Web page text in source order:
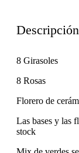
Descripción
8 Girasoles
8 Rosas
Florero de
Las bases y las
stock